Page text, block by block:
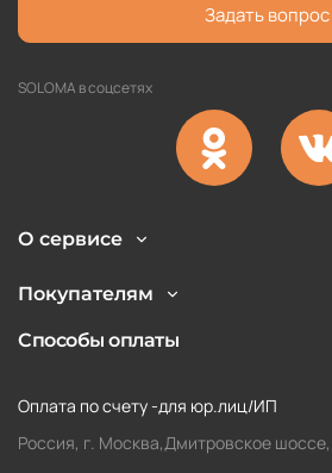
Задать вопрос
SOLOMA в соцсетях
О сервисе
Покупателям
Способы оплаты
Оплата по счету -для юр.лиц/ИП
Россия, г. Москва,Дмитровское